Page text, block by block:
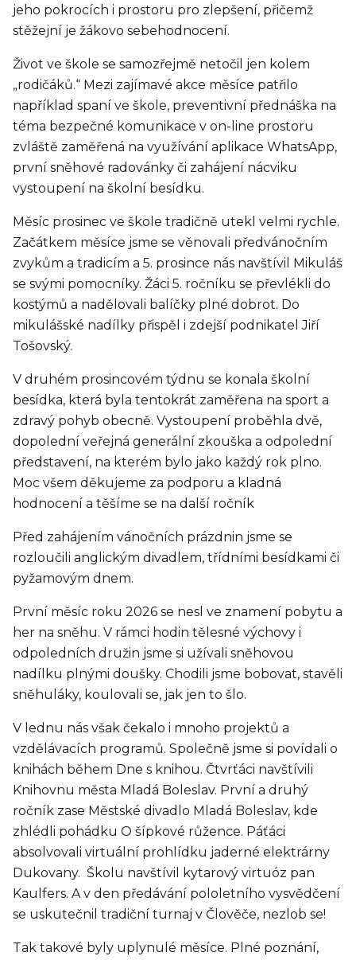
jeho pokrocích i prostoru pro zlepšení, přičemž
stěžejní je žákovo sebehodnocení.
Život ve škole se samozřejmě netočil jen kolem
„rodičáků.“ Mezi zajímavé akce měsíce patřilo
například spaní ve škole, preventivní přednáška na
téma bezpečné komunikace v on-line prostoru
zvláště zaměřená na využívání aplikace WhatsApp,
první sněhové radovánky či zahájení nácviku
vystoupení na školní besídku.
Měsíc prosinec ve škole tradičně utekl velmi rychle.
Začátkem měsíce jsme se věnovali předvánočním
zvykům a tradicím a 5. prosince nás navštívil Mikuláš
se svými pomocníky. Žáci 5. ročníku se převlékli do
kostýmů a nadělovali balíčky plné dobrot. Do
mikulášské nadílky přispěl i zdejší podnikatel Jiří
Tošovský.
V druhém prosincovém týdnu se konala školní
besídka, která byla tentokrát zaměřena na sport a
zdravý pohyb obecně. Vystoupení proběhla dvě,
dopolední veřejná generální zkouška a odpolední
představení, na kterém bylo jako každý rok plno.
Moc všem děkujeme za podporu a kladná
hodnocení a těšíme se na další ročník
Před zahájením vánočních prázdnin jsme se
rozloučili anglickým divadlem, třídními besídkami či
pyžamovým dnem.
První měsíc roku 2026 se nesl ve znamení pobytu a
her na sněhu. V rámci hodin tělesné výchovy i
odpoledních družin jsme si užívali sněhovou
nadílku plnými doušky. Chodili jsme bobovat, stavěli
sněhuláky, koulovali se, jak jen to šlo.
V lednu nás však čekalo i mnoho projektů a
vzdělávacích programů. Společně jsme si povídali o
knihách během Dne s knihou. Čtvrťáci navštívili
Knihovnu města Mladá Boleslav. První a druhý
ročník zase Městské divadlo Mladá Boleslav, kde
zhlédli pohádku O šípkové růžence. Páťáci
absolvovali virtuální prohlídku jaderné elektrárny
Dukovany. Školu navštívil kytarový virtuóz pan
Kaulfers. A v den předávání pololetního vysvědčení
se uskutečnil tradiční turnaj v Člověče, nezlob se!
Tak takové byly uplynulé měsíce. Plné poznání,